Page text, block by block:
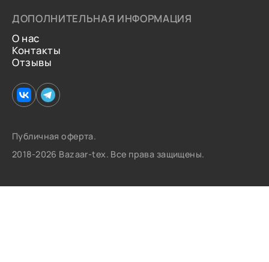
ДОПОЛНИТЕЛЬНАЯ ИНФОРМАЦИЯ
О нас
Контакты
Отзывы
Публичная оферта.
2018-2026 Bazaar-tex. Все права защищены.